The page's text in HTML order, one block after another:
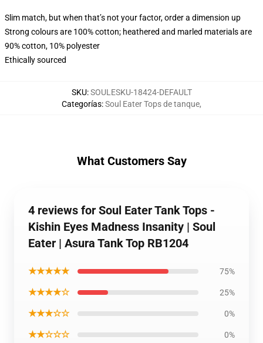
Slim match, but when that’s not your factor, order a dimension up
Strong colours are 100% cotton; heathered and marled materials are
90% cotton, 10% polyester
Ethically sourced
SKU:SOULESKU-18424-DEFAULT
Categorías:Soul Eater Tops de tanque,
What Customers Say
4 reviews for Soul Eater Tank Tops -
Kishin Eyes Madness Insanity | Soul
Eater | Asura Tank Top RB1204
★★★★★ 75%
★★★★☆ 25%
★★★☆☆ 0%
★★☆☆☆ 0%